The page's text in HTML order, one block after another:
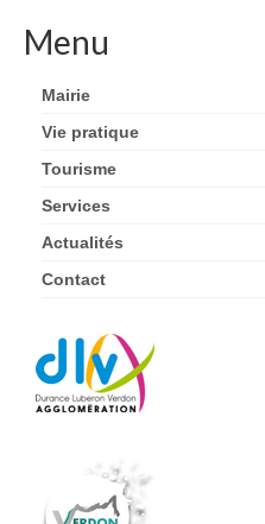
Tourisme
Loisirs
Contact
Actualités
Menu
Mairie
Vie pratique
Tourisme
Services
Actualités
Contact